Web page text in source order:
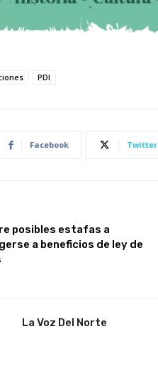
PDI
Facebook Twitter
posibles estafas a
a beneficios de ley de
La Voz Del Norte